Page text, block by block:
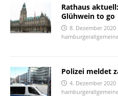
Rathaus
Glühwein to go
8. Dezember 2020
Polizei meldet
4. Dezember 2020